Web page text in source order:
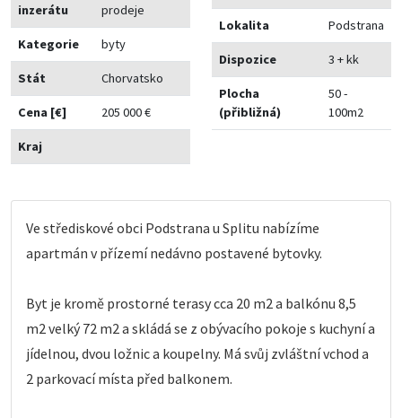
inzerátu
prodeje
Kategorie byty
Stát Chorvatsko
Cena [€] 205 000 €
Kraj
Lokalita Podstrana
Dispozice 3 + kk
Plocha
(přibližná)
50 -
100m2
Ve střediskové obci Podstrana u Splitu nabízíme
apartmán v přízemí nedávno postavené bytovky.
Byt je kromě prostorné terasy cca 20 m2 a balkónu 8,5
m2 velký 72 m2 a skládá se z obývacího pokoje s kuchyní a
jídelnou, dvou ložnic a koupelny. Má svůj zvláštní vchod a
2 parkovací místa před balkonem.